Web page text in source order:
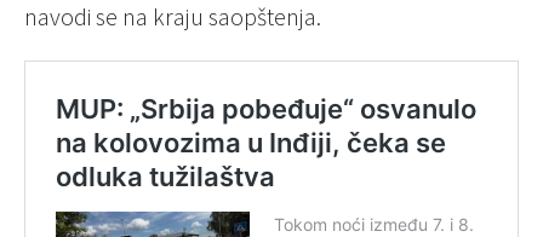
navodi se na kraju saopštenja.